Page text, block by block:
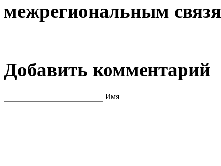
межрегиональным
Добавить комментарий
Имя